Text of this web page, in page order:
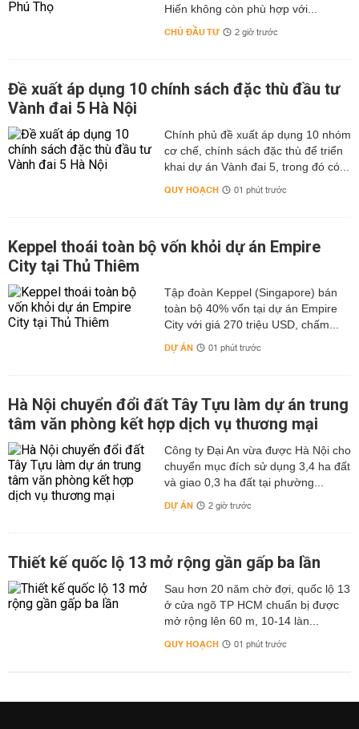
Hiến không còn phù hợp với...
CHỦ ĐẦU TƯ 2 giờ trước
Đề xuất áp dụng 10 chính sách đặc thù đầu tư
Vành đai 5 Hà Nội
Chính phủ đề xuất áp dụng 10 nhóm
cơ chế, chính sách đặc thù để triển
khai dự án Vành đai 5, trong đó có...
QUY HOẠCH 01 phút trước
Keppel thoái toàn bộ vốn khỏi dự án Empire
City tại Thủ Thiêm
Tập đoàn Keppel (Singapore) bán
toàn bộ 40% vốn tại dự án Empire
City với giá 270 triệu USD, chấm...
DỰ ÁN 01 phút trước
Hà Nội chuyển đổi đất Tây Tựu làm dự án trung
tâm văn phòng kết hợp dịch vụ thương mại
Công ty Đại An vừa được Hà Nội cho
chuyển mục đích sử dụng 3,4 ha đất
và giao 0,3 ha đất tại phường...
DỰ ÁN 2 giờ trước
Thiết kế quốc lộ 13 mở rộng gần gấp ba lần
Sau hơn 20 năm chờ đợi, quốc lộ 13
ở cửa ngõ TP HCM chuẩn bị được
mở rộng lên 60 m, 10-14 làn...
QUY HOẠCH 01 phút trước